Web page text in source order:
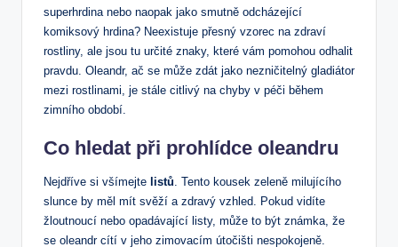
superhrdina nebo naopak jako smutně odcházející
komiksový hrdina?‌ Neexistuje⁢ přesný ⁣vzorec⁣ na zdraví
rostliny, ale jsou tu určité znaky,⁣ které vám pomohou‌ odhalit
pravdu. Oleandr, ač se může ‌zdát⁤ jako ⁣nezničitelný gladiátor
mezi rostlinami,⁤ je stále citlivý na chyby v⁤ péči během
zimního období. ‌
Co hledat při prohlídce oleandru
Nejdříve si⁢ všímejte listů . Tento‍ kousek zeleně milujícího⁣
slunce⁤ by měl mít ‌svěží a zdravý vzhled. Pokud vidíte
žloutnoucí ⁢nebo​ opadávající‌ listy, může to být známka, že‍
se oleandr cítí v jeho zimovacím útočišti nespokojeně.